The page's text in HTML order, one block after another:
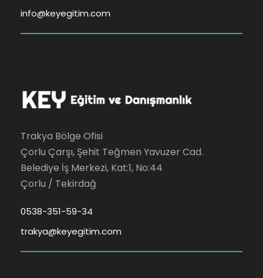
info@keyegitim.com
Trakya Bölge Ofisi
Çorlu Çarşı, Şehit Teğmen Yavuzer Cad.
Belediye İş Merkezi, Kat:1, No:44
Çorlu / Tekirdağ
0538-351-59-34
trakya@keyegitim.com